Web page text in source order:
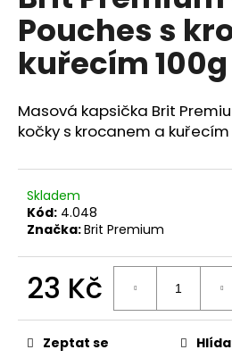
0,0
5
hvězdiček.
Pouches s
kuřecím 100g
Masová kapsička Brit
kočky s krocanem a
Skladem
Kód: 4.048
Značka:Brit Premium
23 Kč
cena:
Zeptat se
a
j
í
?
D
o
p
o